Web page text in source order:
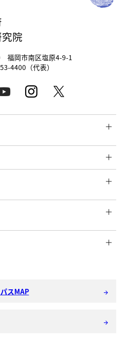
院
福岡市南区塩原4-9-1
4400（代表）
スMAP arrow_forward
arrow_forward